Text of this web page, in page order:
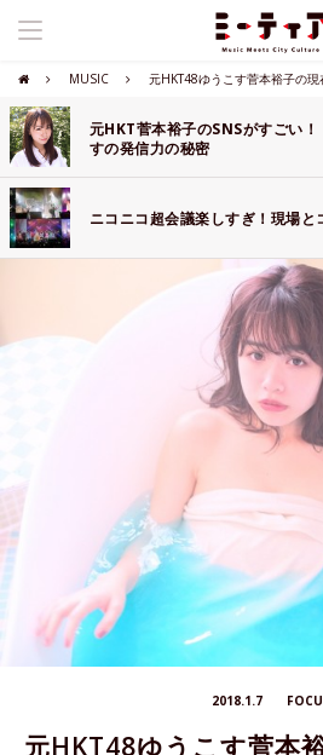
MUSIC 元HKT48ゆうこす菅本裕子の現
元HKT菅本裕子のSNSがすごい
すの発信力の秘密
ニコニコ超会議楽しすぎ！現場
2018.1.7
元HKT48ゆうこす菅本